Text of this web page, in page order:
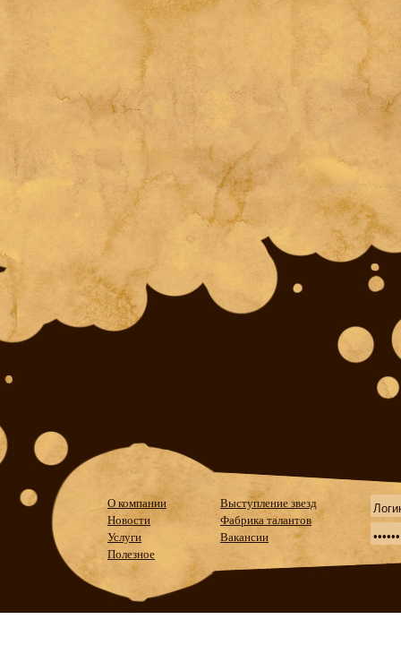
О компании
Новости
Услуги
Полезное
Выступление звезд
Фабрика талантов
Вакансии